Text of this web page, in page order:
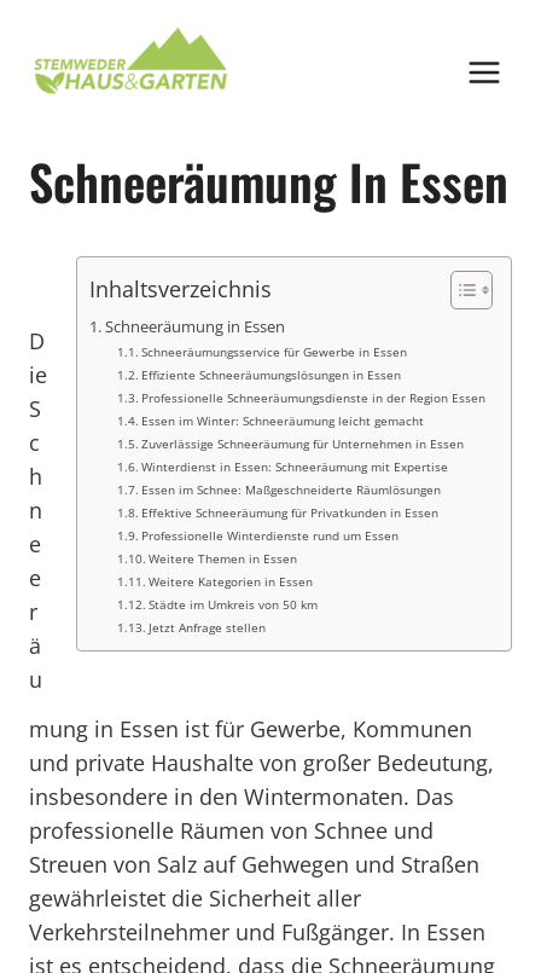
springen
Schneeräumung In Essen
Inhaltsverzeichnis
Schneeräumung in Essen
Schneeräumungsservice für Gewerbe in Essen
Effiziente Schneeräumungslösungen in Essen
Professionelle Schneeräumungsdienste in der Region Essen
Essen im Winter: Schneeräumung leicht gemacht
Zuverlässige Schneeräumung für Unternehmen in Essen
Winterdienst in Essen: Schneeräumung mit Expertise
Essen im Schnee: Maßgeschneiderte Räumlösungen
Effektive Schneeräumung für Privatkunden in Essen
Professionelle Winterdienste rund um Essen
Weitere Themen in Essen
Weitere Kategorien in Essen
Städte im Umkreis von 50 km
Jetzt Anfrage stellen
D
ie
S
c
h
n
e
e
r
ä
u
mung in Essen ist für Gewerbe, Kommunen
und private Haushalte von großer Bedeutung,
insbesondere in den Wintermonaten. Das
professionelle Räumen von Schnee und
Streuen von Salz auf Gehwegen und Straßen
gewährleistet die Sicherheit aller
Verkehrsteilnehmer und Fußgänger. In Essen
ist es entscheidend, dass die Schneeräumung